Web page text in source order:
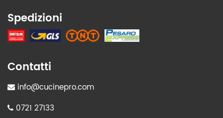
Spedizioni
Contatti
info@cucinepro.com
0721 27133